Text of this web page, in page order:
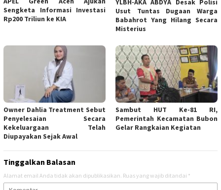
Sengketa Informasi Investasi
Rp200 Triliun ke KIA
YLBH-AKA ABDYA Desak Polisi
Usut Tuntas Dugaan Warga
Babahrot Yang Hilang Secara
Misterius
Owner Dahlia Treatment Sebut
Penyelesaian Secara
Kekeluargaan Telah
Diupayakan Sejak Awal
Sambut HUT Ke-81 RI,
Pemerintah Kecamatan Bubon
Gelar Rangkaian Kegiatan
Tinggalkan Balasan
Alamat email Anda tidak akan dipublikasikan. Ruas yang wajib ditandai *